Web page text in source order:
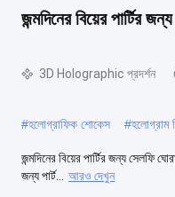
জন্মদিনের বিয়ের পার্টির
3D Holographic প্রদর্শন
#হলোগ্রাফিক শোকেস #হলোগ্রাম
জন্মদিনের বিয়ের পার্টির জন্য সেলফি
জন্য পার্ট...
আরও দেখুন